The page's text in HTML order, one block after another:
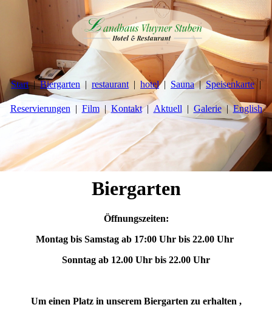
Start Biergarten restaurant hotel Sauna Speisenkarte
Reservierungen Film Kontakt Aktuell Galerie English
Biergarten
Öffnungszeiten:
Montag bis Samstag ab 17:00 Uhr bis 22.00 Uhr
Sonntag ab 12.00 Uhr bis 22.00 Uhr
Um einen Platz in unserem Biergarten zu erhalten ,